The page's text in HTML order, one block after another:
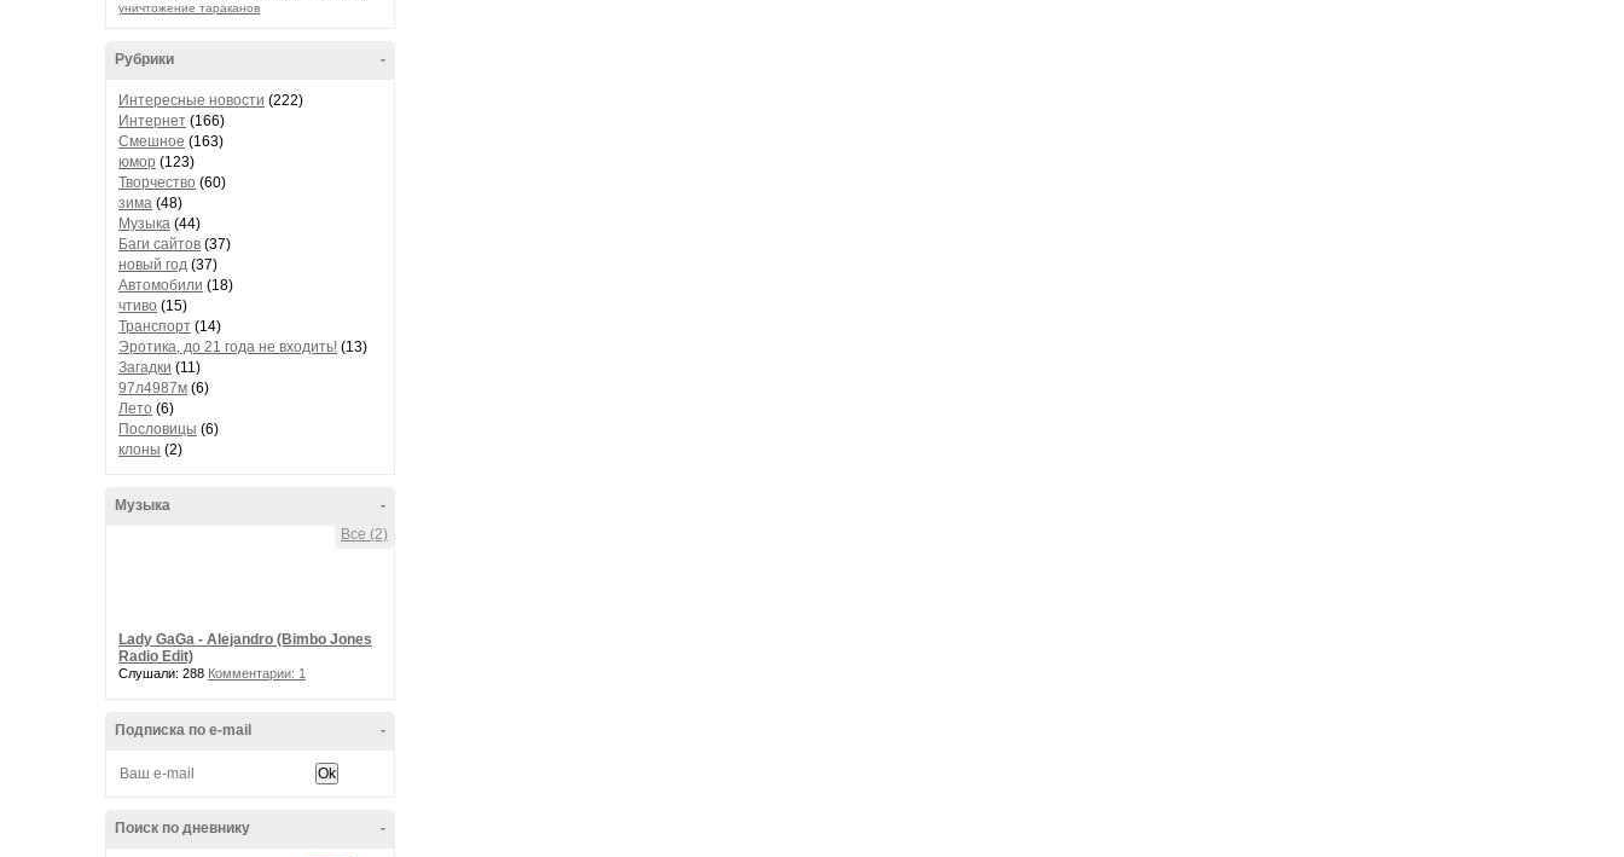
уничтожение тараканов
-
Рубрики
Интересные новости (222)
Интернет (166)
Смешное (163)
юмор (123)
Творчество (60)
зима (48)
Музыка (44)
Баги сайтов (37)
новый год (37)
Автомобили (18)
чтиво (15)
Транспорт (14)
Эротика, до 21 года не входить! (13)
Загадки (11)
97л4987м (6)
Лето (6)
Пословицы (6)
клоны (2)
-
Музыка
Все (2)
Lady GaGa - Alejandro (Bimbo Jones
Radio Edit)
Слушали: 288 Комментарии: 1
-
Подписка по e-mail
-
Поиск по дневнику